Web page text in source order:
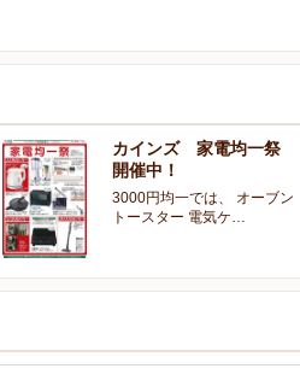
カインズ 家電均一祭
開催中！
3000円均一では、 オーブン
トースター 電気ケ…